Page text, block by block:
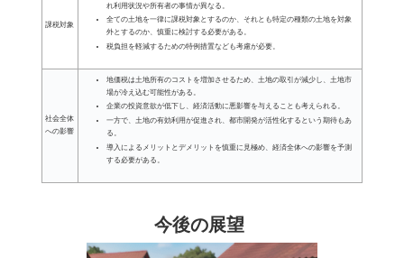
課税対象
れ利用状況や所有者の事情が異なる。
全ての土地を一律に課税対象とするのか、それとも特定の種類の土地を対象
外とするのか、慎重に検討する必要がある。
税負担を軽減するための特例措置なども考慮が必要。
社会全体
への影響
地価税は土地所有のコストを増加させるため、土地の取引が減少し、土地市
場が冷え込む可能性がある。
企業の投資意欲が低下し、経済活動に悪影響を与えることも考えられる。
一方で、土地の有効利用が促進され、都市開発が活性化するという期待もあ
る。
導入によるメリットとデメリットを慎重に見極め、経済全体への影響を予測
する必要がある。
今後の展望